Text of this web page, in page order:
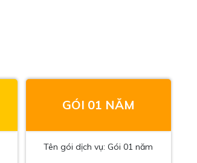
GÓI 01 NĂM
Tên gói dịch vụ: Gói 01 năm